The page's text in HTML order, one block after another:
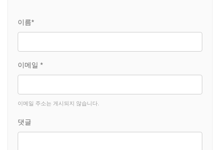
이름*
이메일 *
이메일 주소는 게시되지 않습니다.
댓글